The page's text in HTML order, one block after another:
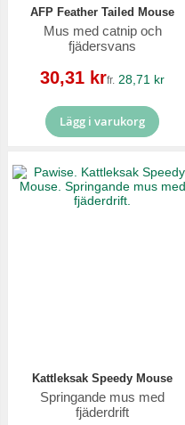
AFP Feather Tailed Mouse
Mus med catnip och
fjädersvans
Reapris
30,31 krfr. 28,71 kr
Lägg i varukorg
Kattleksak Speedy Mouse
Springande mus med
fjäderdrift